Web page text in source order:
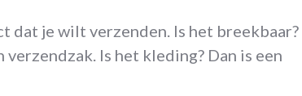
dat je wilt verzenden. Is het breekbaar?
Is het kleding? Dan is een